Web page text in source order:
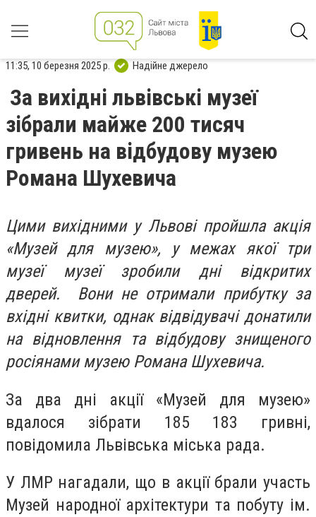
11:35, 10 березня 2025 р. Надійне джерело
За вихідні львівські музеї
зібрали майже 200 тисяч
гривень на відбудову музею
Романа Шухевича
Цими вихідними у Львові пройшла акція
«Музей для музею», у межах якої три
музеї музеї зробили дні відкритих
дверей. Вони не отримали прибутку за
вхідні квитки, однак відвідувачі донатили
на відновлення та відбудову знищеного
росіянами музею Романа Шухевича.
За два дні акції «Музей для музею»
вдалося зібрати 185 183 гривні,
повідомила Львівська міська рада.
У ЛМР нагадали, що в акції брали участь
Музей народної архітектури та побуту ім.